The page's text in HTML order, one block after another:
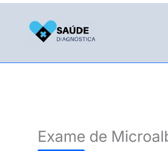
Exame de